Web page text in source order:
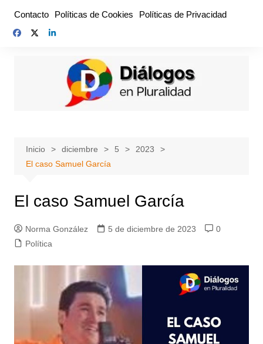
contenido
Contacto Políticas de Cookies Políticas de Privacidad
Inicio diciembre 5
2023
El caso Samuel García
El caso Samuel García
Norma González 5 de diciembre de 2023
0
Política